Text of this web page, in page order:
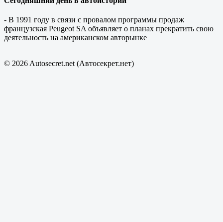
- В 1991 году в связи с провалом программы продаж
французская Peugeot SA объявляет о планах прекратить свою
деятельность на американском авторынке
© 2026 Autosecret.net (Автосекрет.нет)